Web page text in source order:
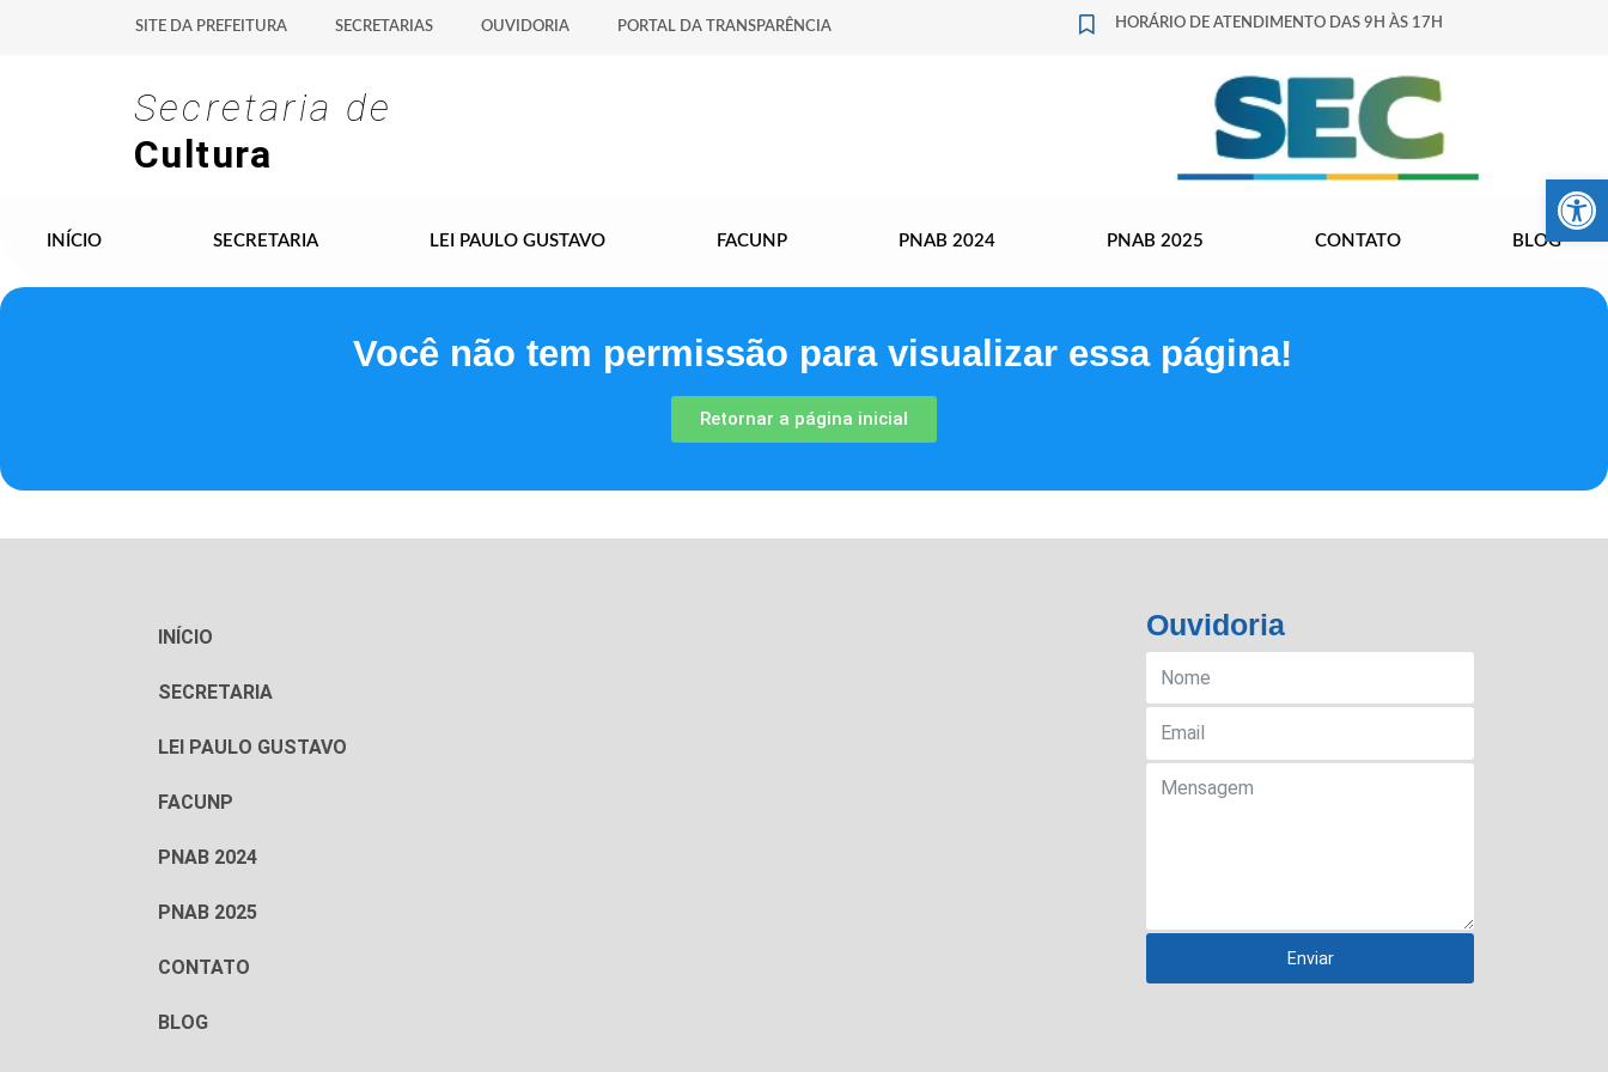
SITE DA PREFEITURA SECRETARIAS OUVIDORIA PORTAL DA TRANSPARÊNCIA HORÁRIO DE ATENDIMENTO DAS 9H ÀS 17H
Secretaria de
Cultura
INÍCIO SECRETARIA LEI PAULO GUSTAVO FACUNP PNAB 2024 PNAB 2025 CONTATO BLOG
Você não tem permissão para visualizar essa página!
Retornar a página inicial
INÍCIO
SECRETARIA
LEI PAULO GUSTAVO
FACUNP
PNAB 2024
PNAB 2025
CONTATO
BLOG
Ouvidoria
Enviar
Barra de